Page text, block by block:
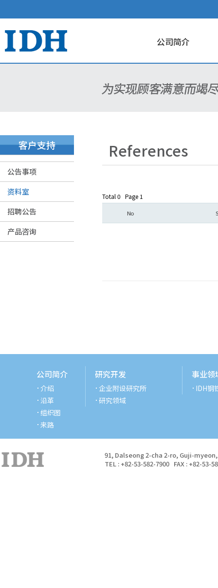
公司简介
客户支持
公告事项
资料室
招聘公告
产品咨询
References
Total 0 Page 1
No
公司简介
介绍
沿革
组织图
来路
研究开发
企业附设研究所
研究领域
事业领
IDH钢
91, Dalseong 2-cha 2-ro, Guji-
TEL : +82-53-582-7900 FAX : +82-